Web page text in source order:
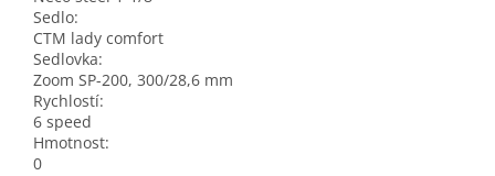
Sedlo:
CTM lady comfort
Sedlovka:
Zoom SP-200, 300/28,6 mm
Rychlostí:
6 speed
Hmotnost:
0